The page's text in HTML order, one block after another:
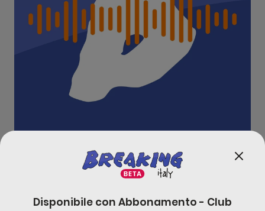
c’è un problema di genitori che “scappano”
Disponibile con Abbonamento - Club